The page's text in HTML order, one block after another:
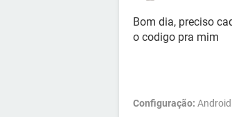
Bom dia, preciso
o codigo pra mim
Configuração: